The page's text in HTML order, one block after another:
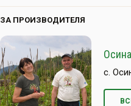
ЗА ПРОИЗВОДИТЕЛЯ
Осина
с.